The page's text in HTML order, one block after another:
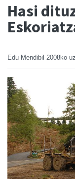
Hasi
Edu Mendibil 2008ko